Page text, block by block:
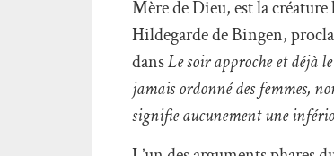
Mère de Dieu, est la
Hildegarde de Bingen,
dansLe soir approche et déjà
jamais ordonné des femmes,
signifie aucunement une